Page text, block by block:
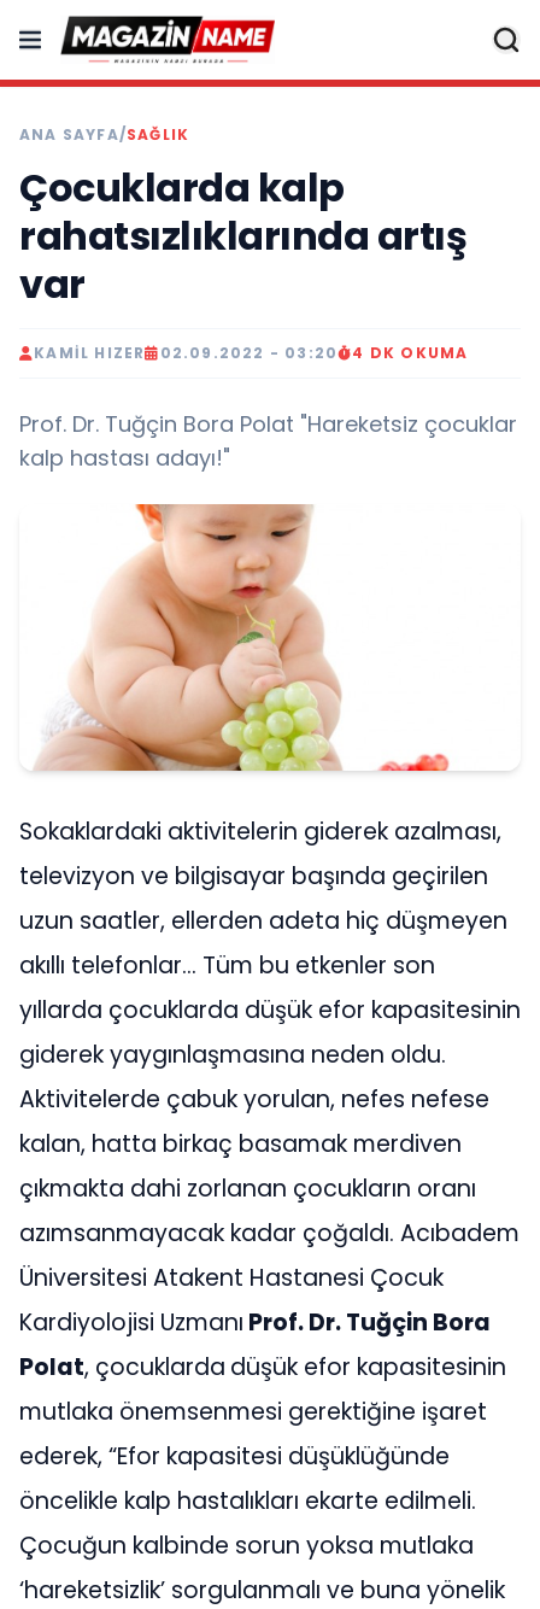
ANA SAYFA/SAĞLIK
Çocuklarda kalp
rahatsızlıklarında artış
var
KAMIL HIZER 02.09.2022 - 03:20 4 DK OKUMA
Prof. Dr. Tuğçin Bora Polat "Hareketsiz çocuklar
kalp hastası adayı!"
Sokaklardaki aktivitelerin giderek azalması,
televizyon ve bilgisayar başında geçirilen
uzun saatler, ellerden adeta hiç düşmeyen
akıllı telefonlar… Tüm bu etkenler son
yıllarda çocuklarda düşük efor kapasitesinin
giderek yaygınlaşmasına neden oldu.
Aktivitelerde çabuk yorulan, nefes nefese
kalan, hatta birkaç basamak merdiven
çıkmakta dahi zorlanan çocukların oranı
azımsanmayacak kadar çoğaldı. Acıbadem
Üniversitesi Atakent Hastanesi Çocuk
Kardiyolojisi Uzmanı Prof. Dr. Tuğçin Bora
Polat, çocuklarda düşük efor kapasitesinin
mutlaka önemsenmesi gerektiğine işaret
ederek, “Efor kapasitesi düşüklüğünde
öncelikle kalp hastalıkları ekarte edilmeli.
Çocuğun kalbinde sorun yoksa mutlaka
‘hareketsizlik’ sorgulanmalı ve buna yönelik